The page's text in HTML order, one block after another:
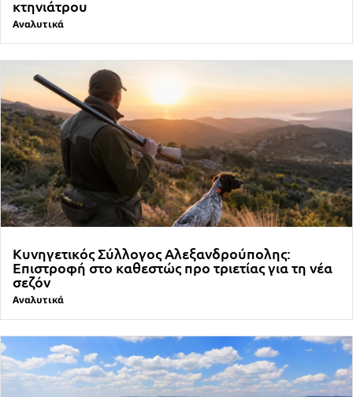
κτηνιάτρου
Αναλυτικά
Κυνηγετικός Σύλλογος Αλεξανδρούπολης:
Επιστροφή στο καθεστώς προ τριετίας για τη νέα
σεζόν
Αναλυτικά